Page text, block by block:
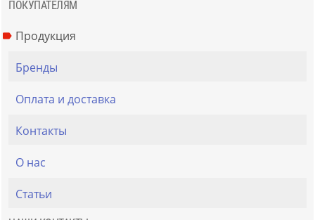
ПОКУПАТЕЛЯМ
Продукция
Бренды
Оплата и доставка
Контакты
О нас
Статьи